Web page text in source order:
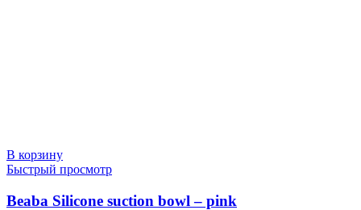
В корзину
Быстрый просмотр
Beaba Silicone suction bowl – pink